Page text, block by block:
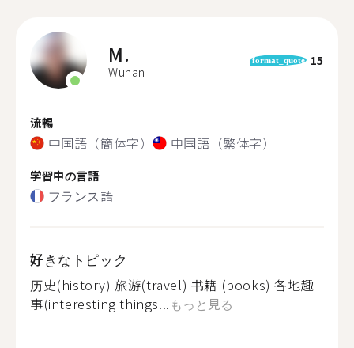
M.
Wuhan
format_quote 15
流暢
中国語（簡体字） 中国語（繁体字）
学習中の言語
フランス語
好きなトピック
历史(history) 旅游(travel) 书籍 (books) 各地趣
事(interesting things... もっと見る